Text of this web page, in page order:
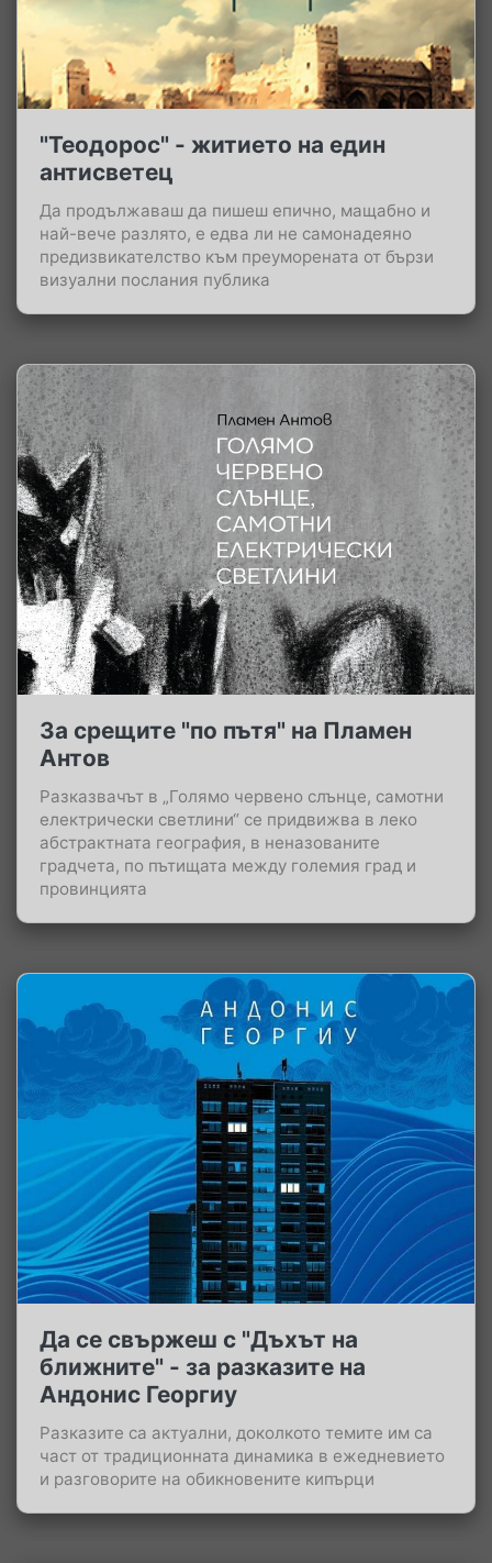
"Теодорос" - житието на един
антисветец
Да продължаваш да пишеш епично, мащабно и
най-вече разлято, е едва ли не самонадеяно
предизвикателство към преуморената от бързи
визуални послания публика
За срещите "по пътя" на Пламен
Антов
Разказвачът в „Голямо червено слънце, самотни
електрически светлини“ се придвижва в леко
абстрактната география, в неназованите
градчета, по пътищата между големия град и
провинцията
Да се свържеш с "Дъхът на
ближните" - за разказите на
Андонис Георгиу
Разказите са актуални, доколкото темите им са
част от традиционната динамика в ежедневието
и разговорите на обикновените кипърци